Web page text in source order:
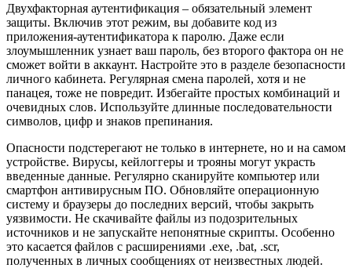
Двухфакторная аутентификация – обязательный элемент
защиты. Включив этот режим, вы добавите код из
приложения-аутентификатора к паролю. Даже если
злоумышленник узнает ваш пароль, без второго фактора он не
сможет войти в аккаунт. Настройте это в разделе безопасности
личного кабинета. Регулярная смена паролей, хотя и не
панацея, тоже не повредит. Избегайте простых комбинаций и
очевидных слов. Используйте длинные последовательности
символов, цифр и знаков препинания.
Опасности подстерегают не только в интернете, но и на самом
устройстве. Вирусы, кейлоггеры и трояны могут украсть
введенные данные. Регулярно сканируйте компьютер или
смартфон антивирусным ПО. Обновляйте операционную
систему и браузеры до последних версий, чтобы закрыть
уязвимости. Не скачивайте файлы из подозрительных
источников и не запускайте непонятные скрипты. Особенно
это касается файлов с расширениями .exe, .bat, .scr,
полученных в личных сообщениях от неизвестных людей.